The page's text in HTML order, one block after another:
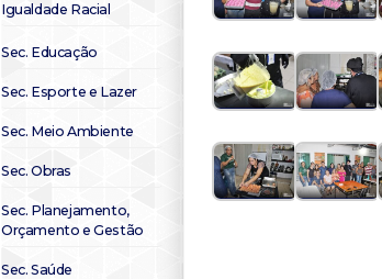
Igualdade Racial
Sec. Educação
Sec. Esporte e Lazer
Sec. Meio Ambiente
Sec. Obras
Sec. Planejamento,
Orçamento e Gestão
Sec. Saúde